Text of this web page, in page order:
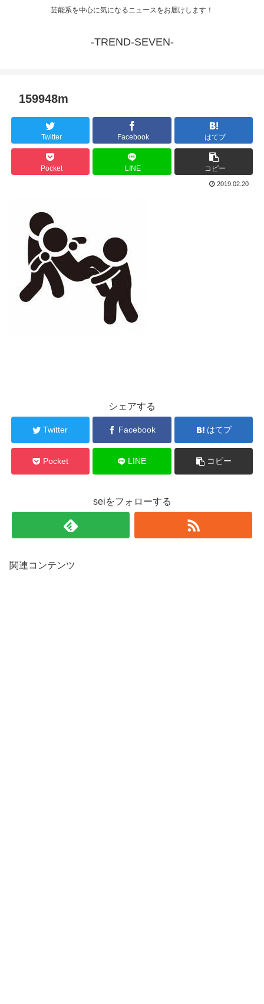
芸能系を中心に気になるニュースをお届けします！
-TREND-SEVEN-
159948m
Twitter Facebook はてブ
Pocket LINE コピー
2019.02.20
シェアする
Twitter Facebook はてブ
Pocket LINE コピー
seiをフォローする
関連コンテンツ